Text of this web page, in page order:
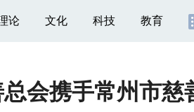
论 文化 科技 教育
会携手常州市